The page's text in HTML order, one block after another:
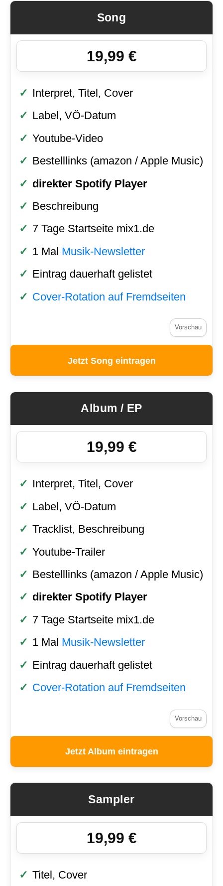
Song
19,99 €
Vorschau
Interpret, Titel, Cover
Label, VÖ-Datum
Youtube-Video
Bestelllinks (amazon / Apple Music)
direkter Spotify Player
Beschreibung
7 Tage Startseite mix1.de
1 Mal Musik-Newsletter
Eintrag dauerhaft gelistet
Cover-Rotation auf Fremdseiten
Jetzt Song eintragen
Vorschau
Album / EP
19,99 €
Interpret, Titel, Cover
Label, VÖ-Datum
Tracklist, Beschreibung
Youtube-Trailer
Bestelllinks (amazon / Apple Music)
direkter Spotify Player
7 Tage Startseite mix1.de
1 Mal Musik-Newsletter
Eintrag dauerhaft gelistet
Cover-Rotation auf Fremdseiten
Jetzt Album eintragen
Sampler
19,99 €
Titel, Cover